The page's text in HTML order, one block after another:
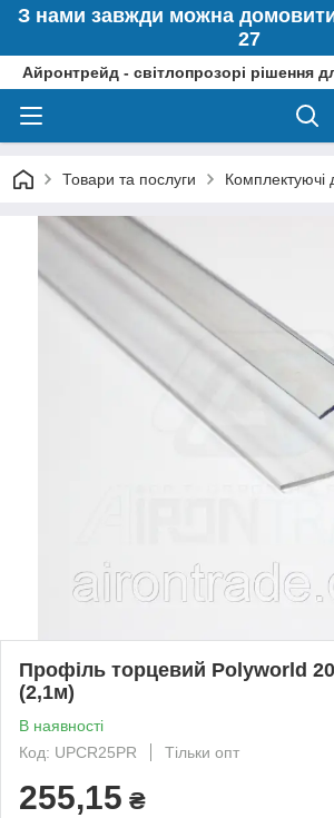
З нами завжди можна
27
Айронтрейд - світлопрозорі рішення
Товари та послуги Комплектуючі
Профіль торцевий Polyworld
(2,1м)
В наявності
Код: UPCR25PR
Тільки опт
255,15 ₴